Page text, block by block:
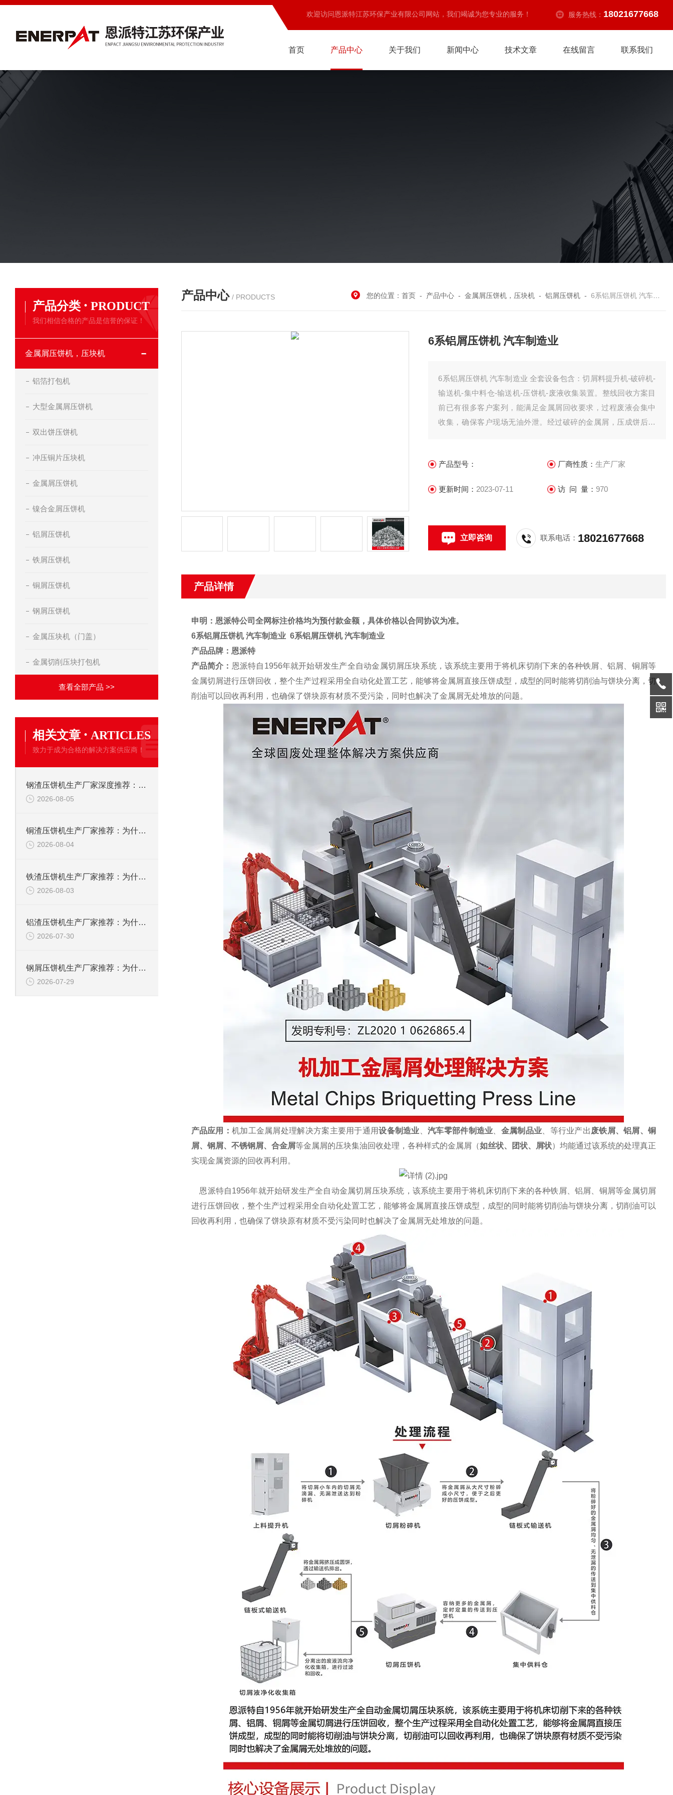
欢迎访问恩派特江苏环保产业有限公司网站，我们竭诚为您专业的服务！ 服务热线： 18021677668
首页 产品中心 关于我们 新闻中心 技术文章 在线留言 联系我们
产品分类 · PRODUCT
我们相信合格的产品是信誉的保证！
金属屑压饼机，压块机
铝箔打包机
大型金属屑压饼机
双出饼压饼机
冲压铜片压块机
金属屑压饼机
镍合金屑压饼机
铝屑压饼机
铁屑压饼机
铜屑压饼机
钢屑压饼机
金属压块机（门盖）
金属切削压块打包机
查看全部产品 >>
相关文章 · ARTICLES
致力于成为合格的解决方案供应商！
钢渣压饼机生产厂家深度推荐：为何恩派特成为高净值产线的优选
2026-08-05
铜渣压饼机生产厂家推荐：为什么恩派特成为众多企业的信赖？
2026-08-04
铁渣压饼机生产厂家推荐：为什么恩派特成为众多企业的优选？
2026-08-03
铝渣压饼机生产厂家推荐：为什么恩派特是值得信赖的选择？
2026-07-30
钢屑压饼机生产厂家推荐：为什么恩派特是您值得信赖的选择？
2026-07-29
产品中心 / PRODUCTS 您的位置：首页 - 产品中心 -金属屑压饼机，压块机 -铝屑压饼机 -6系铝屑压饼机 汽车制造业
6系铝屑压饼机 汽车制造业
6系铝屑压饼机 汽车制造业 全套设备包含：切屑料提升机-破碎机-
输送机-集中料仓-输送机-压饼机-废液收集装置。整线回收方案目
前已有很多客户案列，能满足金属屑回收要求，过程废液会集中
收集，确保客户现场无油外泄。经过破碎的金属屑，压成饼后，
产品型号： 厂商性质： 生产厂家
更新时间： 2023-07-11 访 问 量： 970
立即咨询 联系电话： 18021677668
产品详情
申明：恩派特公司全网标注价格均为预付款金额，具体价格以合同协议为准。
6系铝屑压饼机 汽车制造业 6系铝屑压饼机 汽车制造业
产品品牌： 恩派特
产品简介： 恩派特自1956年就开始研发生产全自动金属切屑压块系统，该系统主要用于将机床切削下来的各种铁屑、铝屑、铜屑等
金属切屑进行压饼回收，整个生产过程采用全自动化处置工艺，能够将金属屑直接压饼成型，成型的同时能将切削油与饼块分离，切
削油可以回收再利用，也确保了饼块原有材质不受污染，同时也解决了金属屑无处堆放的问题。
产品应用： 机加工金属屑处理解决方案主要用于通用设备制造业 、汽车零部件制造业 金属制品业 、等行业产出 废铁屑、铝屑、铜
屑、钢屑、不锈钢屑、合金屑等金属屑的压块集油回收处理，各种样式的金属屑（如丝状、团状、屑状）均能通过该系统的处理真正
实现金属资源的回收再利用。
恩派特自1956年就开始研发生产全自动金属切屑压块系统，该系统主要用于将机床切削下来的各种铁屑、铝屑、铜屑等金属切屑
进行压饼回收，整个生产过程采用全自动化处置工艺，能够将金属屑直接压饼成型，成型的同时能将切削油与饼块分离，切削油可以
回收再利用，也确保了饼块原有材质不受污染同时也解决了金属屑无处堆放的问题。